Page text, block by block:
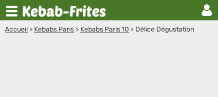
Accueil > Kebabs Paris > Kebabs Paris 10 > Délice Dégustation